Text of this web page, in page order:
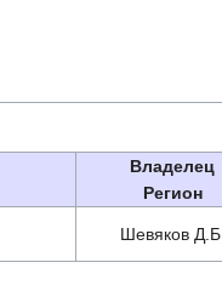
Владелец
Регион
Шевяков Д.Б.